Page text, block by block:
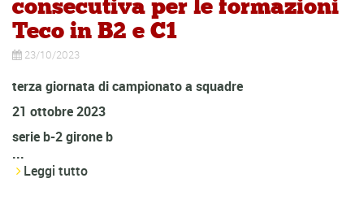
Teco in B2 e C1
23/10/2023
terza giornata di campionato a squadre
21 ottobre 2023
serie b-2 girone b
...
Leggi tutto